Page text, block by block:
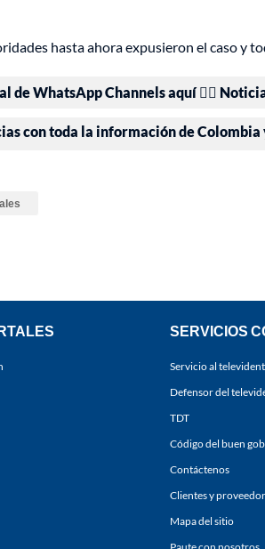
hasta ahora expusieron el caso y
de WhatsApp Channels aquí 👉🏻
con toda la información de Colombia
SERVICIOS
Servicio al
Defensor del
TDT
Código del buen
Contáctenos
Clientes y
Mapa del sitio